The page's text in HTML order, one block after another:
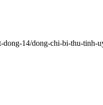
dong-14/dong-chi-bi-thu-